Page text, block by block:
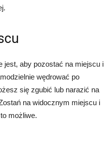
jest, aby pozostać na miejscu i
wędrować po
się zgubić lub narazić na
na widocznym miejscu i
możliwe.